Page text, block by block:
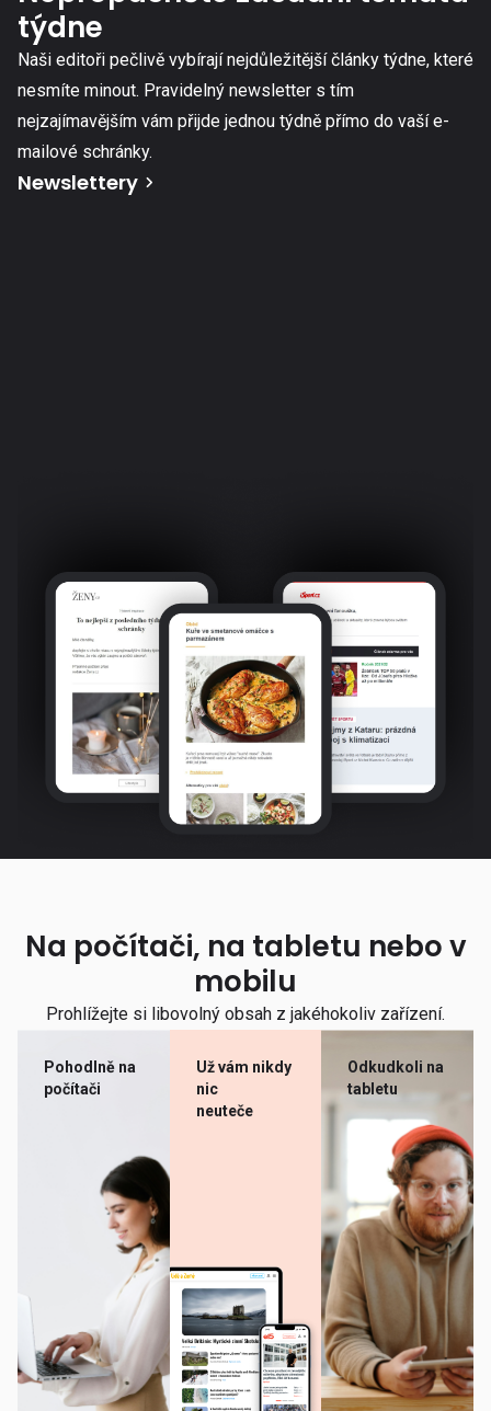
týdne
Naši editoři pečlivě vybírají nejdůležitější články týdne, které
nesmíte minout. Pravidelný newsletter s tím
nejzajímavějším vám přijde jednou týdně přímo do vaší e-
mailové schránky.
Newslettery
Na počítači, na tabletu nebo v
mobilu
Prohlížejte si libovolný obsah z jakéhokoliv zařízení.
Pohodlně na
počítači
Už vám nikdy
nic
neuteče
Odkudkoli na
tabletu